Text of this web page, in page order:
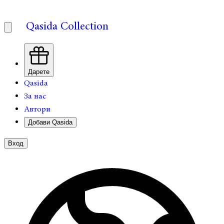
Qasida Collection
Дарете
Qasida
За нас
Автори
Добави Qasida
Вход